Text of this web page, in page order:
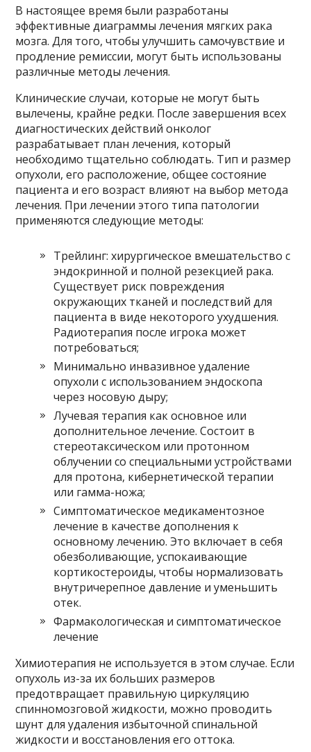
В настоящее время были разработаны
эффективные диаграммы лечения мягких рака
мозга. Для того, чтобы улучшить самочувствие и
продление ремиссии, могут быть использованы
различные методы лечения.
Клинические случаи, которые не могут быть
вылечены, крайне редки. После завершения всех
диагностических действий онколог
разрабатывает план лечения, который
необходимо тщательно соблюдать. Тип и размер
опухоли, его расположение, общее состояние
пациента и его возраст влияют на выбор метода
лечения. При лечении этого типа патологии
применяются следующие методы:
Трейлинг: хирургическое вмешательство с
эндокринной и полной резекцией рака.
Существует риск повреждения
окружающих тканей и последствий для
пациента в виде некоторого ухудшения.
Радиотерапия после игрока может
потребоваться;
Минимально инвазивное удаление
опухоли с использованием эндоскопа
через носовую дыру;
Лучевая терапия как основное или
дополнительное лечение. Состоит в
стереотаксическом или протонном
облучении со специальными устройствами
для протона, кибернетической терапии
или гамма-ножа;
Симптоматическое медикаментозное
лечение в качестве дополнения к
основному лечению. Это включает в себя
обезболивающие, успокаивающие
кортикостероиды, чтобы нормализовать
внутричерепное давление и уменьшить
отек.
Фармакологическая и симптоматическое
лечение
Химиотерапия не используется в этом случае. Если
опухоль из-за их больших размеров
предотвращает правильную циркуляцию
спинномозговой жидкости, можно проводить
шунт для удаления избыточной спинальной
жидкости и восстановления его оттока.